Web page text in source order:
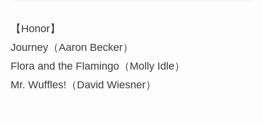
【Honor】
Journey（Aaron Becker）
Flora and the Flamingo（Molly Idle）
Mr. Wuffles!（David Wiesner）